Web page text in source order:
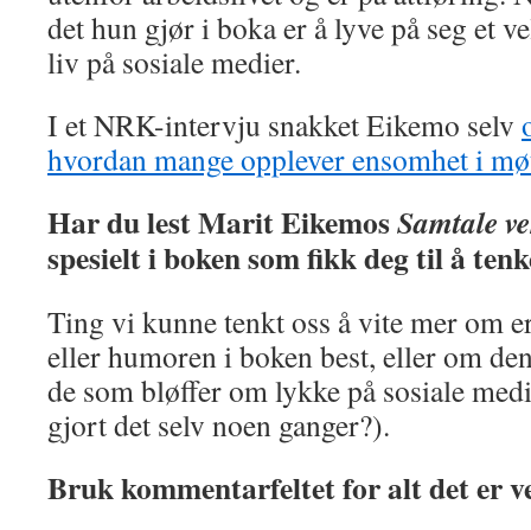
det hun gjør i boka er å lyve på seg et
liv på sosiale medier.
I et NRK-intervju snakket Eikemo selv
hvordan mange opplever ensomhet i
Har du lest Marit EikemosSamtale
spesielt i boken som fikk deg til å
Ting vi kunne tenkt oss å vite mer om
eller humoren i boken best, eller om
de som bløffer om lykke på sosiale
gjort det selv noen ganger?).
Bruk kommentarfeltet for alt det er